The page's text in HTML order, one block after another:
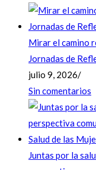
Mirar el camino
Jornadas de
julio 9, 2026/
Sin comentarios
Juntas por la